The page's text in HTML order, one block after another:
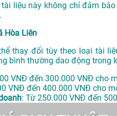
liệu này không chỉ đảm
Hòa Liên
thay đổi tùy theo loại tài
bình thường dao động trong
VNĐ đến 300.000 VNĐ cho
VNĐ đến 400.000 VNĐ cho
: Từ 250.000 VNĐ đến